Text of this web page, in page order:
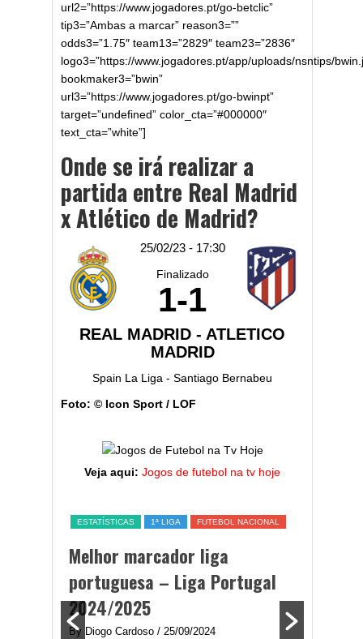
url2=”https://www.jogadores.pt/go-betclic”
tip3=”Ambas a marcar” reason3=””
odds3=”1.75″ team13=”2829″ team23=”2836″
logo3=”https://www.jogadores.pt/app/uploads/nsntips/
bookmaker3=”bwin”
url3=”https://www.jogadores.pt/go-bwinpt”
target=”undefined” color_cta=”#000000″
text_cta=”white”]
Onde se irá realizar a
partida entre Real Madrid
x Atlético de Madrid?
25/02/23 - 17:30
Finalizado
1-1
REAL MADRID - ATLETICO
MADRID
Spain La Liga - Santiago Bernabeu
Foto: © Icon Sport / LOF
Veja aqui: Jogos de futebol na tv hoje
ESTATÍSTICAS 1ª LIGA FUTEBOL NACIONAL
Melhor marcador liga
portuguesa – Liga Portugal
2024/2025
By Diogo Cardoso / 25/09/2024